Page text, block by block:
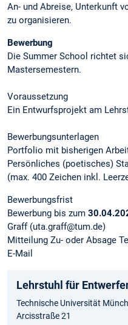
An- und Abreise, Unterkunft
zu organisieren.
Bewerbung
Die Summer School richtet
Mastersemestern.
Voraussetzung
Ein Entwurfsprojekt am
Bewerbungsunterlagen
Portfolio mit bisherigen
Persönliches (poetisches)
(max. 400 Zeichen inkl.
Bewerbungsfrist
Bewerbung bis zum
Graff (uta.graff@tum.de)
Mitteilung Zu- oder Absage
E-Mail
Lehrstuhl für
Technische Universität
Arcisstraße 21